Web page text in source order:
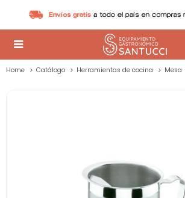

Home Catálogo Herramientas de cocina Mesa